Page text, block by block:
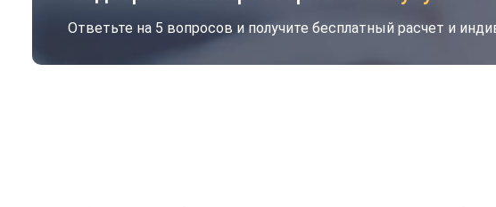
Ответьте на 5 вопросов и получите бесплатный расчет и